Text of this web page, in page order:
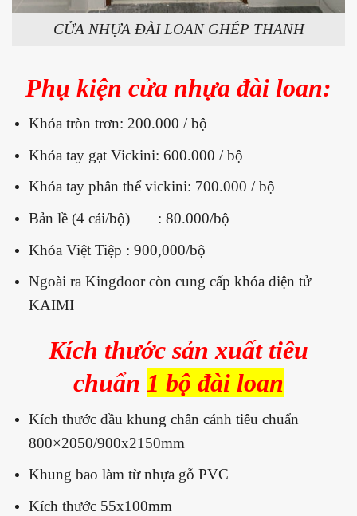
CỬA NHỰA ĐÀI LOAN GHÉP THANH
Phụ kiện cửa nhựa đài loan:
Khóa tròn trơn: 200.000 / bộ
Khóa tay gạt Vickini: 600.000 / bộ
Khóa tay phân thể vickini: 700.000 / bộ
Bản lề (4 cái/bộ) : 80.000/bộ
Khóa Việt Tiệp : 900,000/bộ
Ngoài ra Kingdoor còn cung cấp khóa điện tử
KAIMI
Kích thước sản xuất tiêu
chuẩn 1 bộ đài loan
Kích thước đầu khung chân cánh tiêu chuẩn
800×2050/900x2150mm
Khung bao làm từ nhựa gỗ PVC
Kích thước 55x100mm